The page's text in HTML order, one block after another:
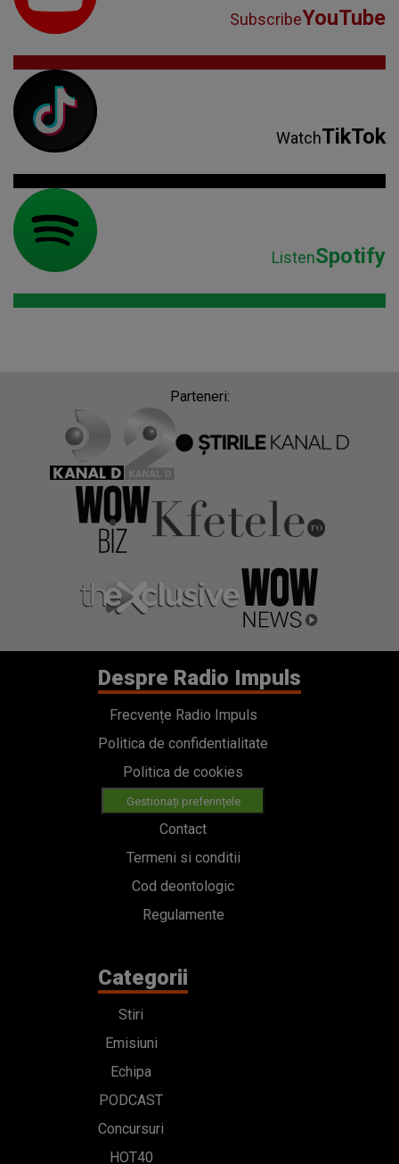
SubscribeYouTube
WatchTikTok
ListenSpotify
Parteneri:
Despre Radio Impuls
Frecvențe Radio Impuls
Politica de confidentialitate
Politica de cookies
Gestionați preferințele
Contact
Termeni si conditii
Cod deontologic
Regulamente
Categorii
Stiri
Emisiuni
Echipa
PODCAST
Concursuri
HOT40